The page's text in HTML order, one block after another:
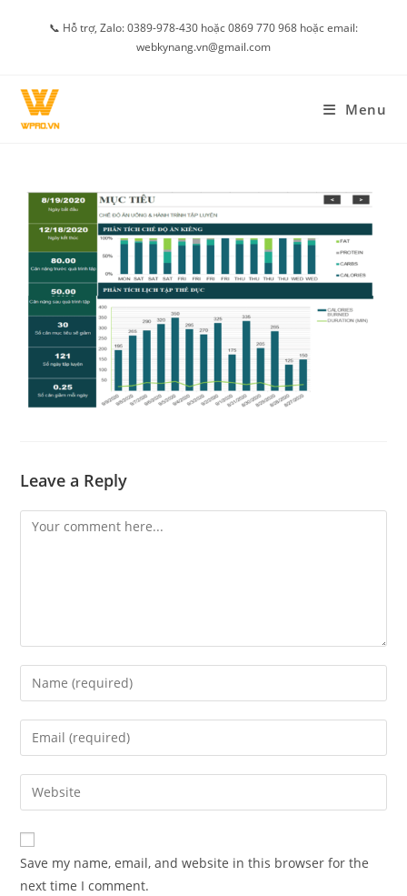
📞 Hỗ trợ, Zalo: 0389-978-430 hoặc 0869 770 968 hoặc email:
webkynang.vn@gmail.com
Menu
Leave a Reply
Comment
Enter
your
name
comment
Enter
your
email
address
comment
Enter
your
website
URL
(optional)
Save my name, email, and website in this browser for the
next time I comment.